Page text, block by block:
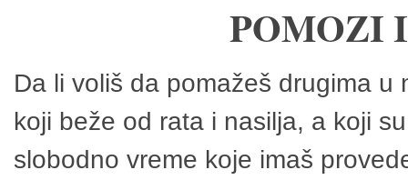
POMOZI
Da li voliš da pomažeš drugima
koji beže od rata i nasilja, a koji
slobodno vreme koje imaš